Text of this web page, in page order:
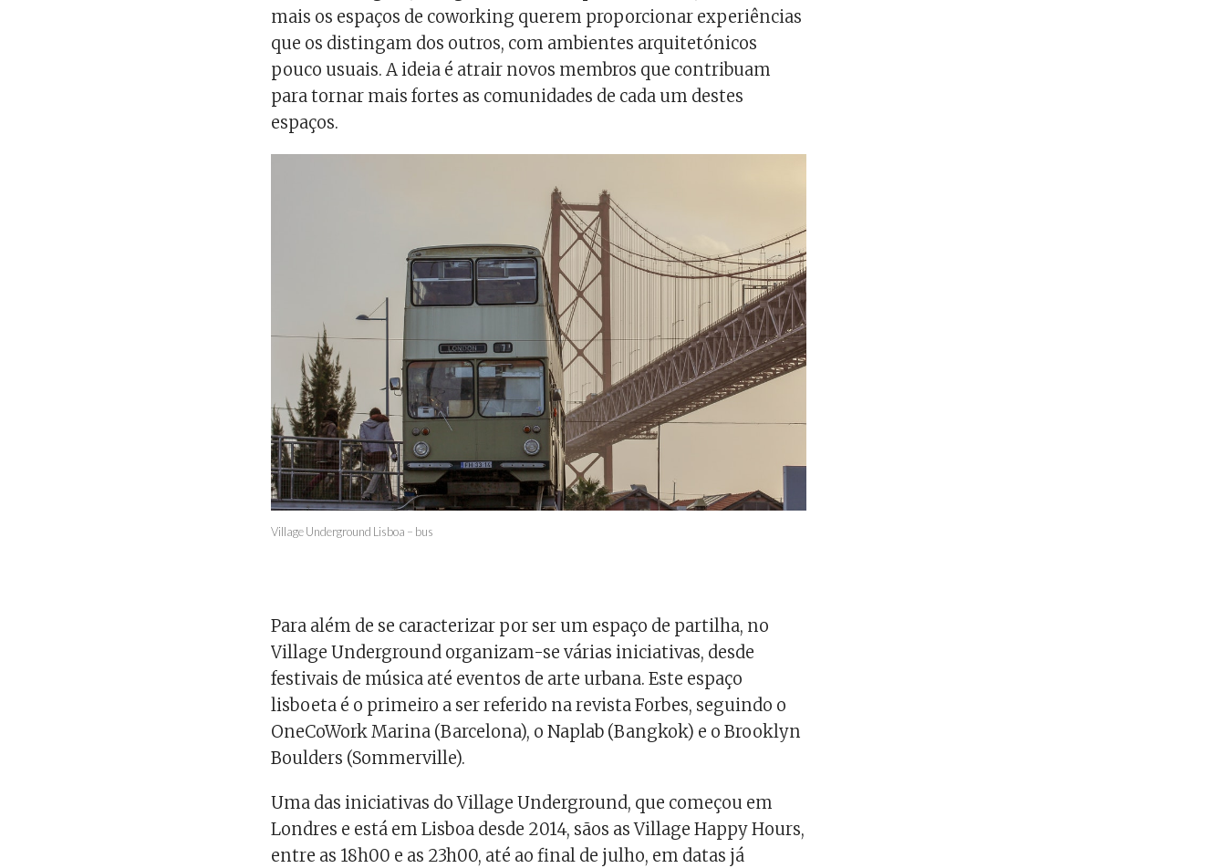
mais os espaços de coworking querem proporcionar experiências
que os distingam dos outros, com ambientes arquitetónicos
pouco usuais. A ideia é atrair novos membros que contribuam
para tornar mais fortes as comunidades de cada um destes
espaços.
Village Underground Lisboa – bus
Para além de se caracterizar por ser um espaço de partilha, no
Village Underground organizam-se várias iniciativas, desde
festivais de música até eventos de arte urbana. Este espaço
lisboeta é o primeiro a ser referido na revista Forbes, seguindo o
OneCoWork Marina (Barcelona), o Naplab (Bangkok) e o Brooklyn
Boulders (Sommerville).
Uma das iniciativas do Village Underground, que começou em
Londres e está em Lisboa desde 2014, sãos as Village Happy Hours,
entre as 18h00 e as 23h00, até ao final de julho, em datas já